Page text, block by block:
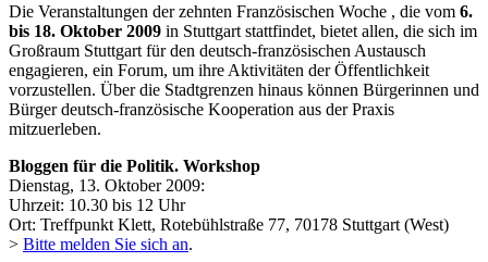
Die Veranstaltungen der zehnten Französischen Woche , die vom 6.
bis 18. Oktober 2009 in Stuttgart stattfindet, bietet allen, die sich im
Großraum Stuttgart für den deutsch-französischen Austausch
engagieren, ein Forum, um ihre Aktivitäten der Öffentlichkeit
vorzustellen. Über die Stadtgrenzen hinaus können Bürgerinnen und
Bürger deutsch-französische Kooperation aus der Praxis
mitzuerleben.
Bloggen für die Politik. Workshop
Dienstag, 13. Oktober 2009:
Uhrzeit: 10.30 bis 12 Uhr
Ort: Treffpunkt Klett, Rotebühlstraße 77, 70178 Stuttgart (West)
> Bitte melden Sie sich an.